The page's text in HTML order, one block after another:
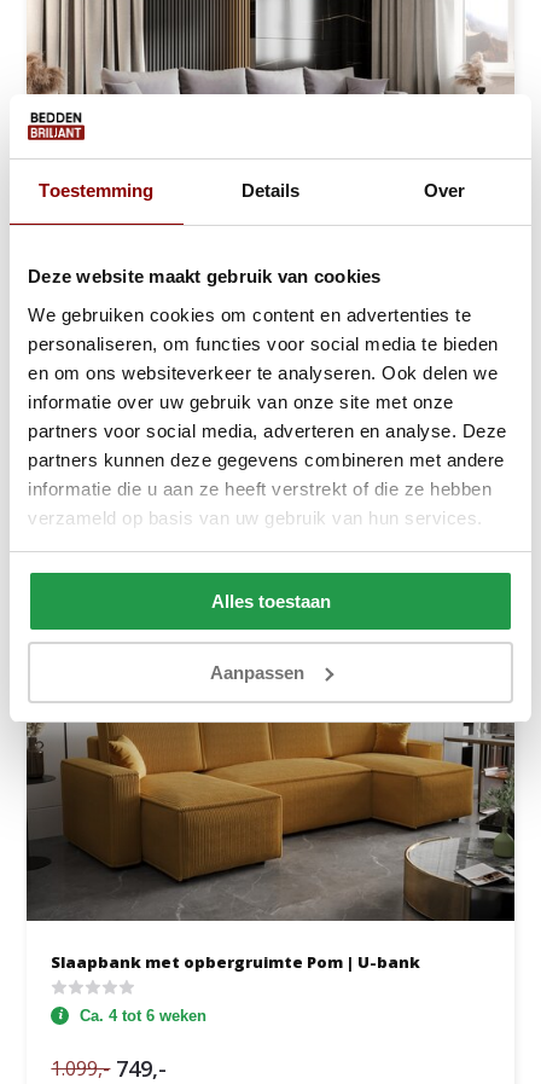
Toestemming Details Over
Deze website maakt gebruik van cookies
We gebruiken cookies om content en advertenties te
personaliseren, om functies voor social media te bieden
en om ons websiteverkeer te analyseren. Ook delen we
informatie over uw gebruik van onze site met onze
partners voor social media, adverteren en analyse. Deze
partners kunnen deze gegevens combineren met andere
informatie die u aan ze heeft verstrekt of die ze hebben
verzameld op basis van uw gebruik van hun services.
Alles toestaan
Aanpassen
Slaapbank met opbergruimte Max | U-bank
Ca. 9 tot 13 weken
879,- 749,-
Bekijken
Slaapbank met opbergruimte Pom | U-bank
Ca. 4 tot 6 weken
1.099,- 749,-